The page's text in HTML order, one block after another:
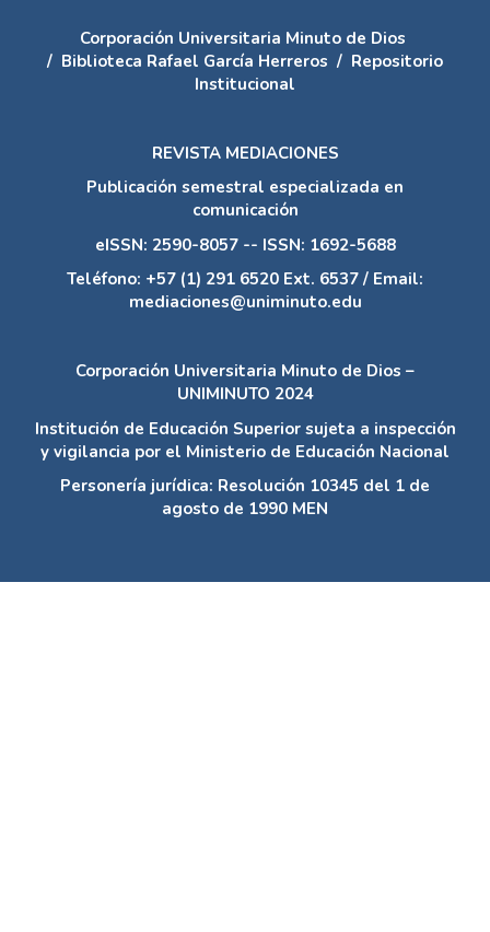
Corporación Universitaria Minuto de Dios
/ Biblioteca Rafael García Herreros / Repositorio
Institucional
REVISTA MEDIACIONES
Publicación semestral especializada en
comunicación
eISSN: 2590-8057 -- ISSN: 1692-5688
Teléfono: +57 (1) 291 6520 Ext. 6537 / Email:
mediaciones@uniminuto.edu
Corporación Universitaria Minuto de Dios –
UNIMINUTO 2024
Institución de Educación Superior sujeta a inspección
y vigilancia por el Ministerio de Educación Nacional
Personería jurídica: Resolución 10345 del 1 de
agosto de 1990 MEN